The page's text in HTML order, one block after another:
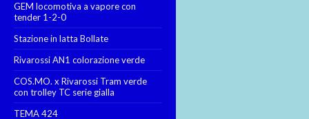
GEM locomotiva a vapore con
tender 1-2-0
Stazione in latta Bollate
Rivarossi AN1 colorazione verde
COS.MO. x Rivarossi Tram verde
con trolley TC serie gialla
TEMA 424